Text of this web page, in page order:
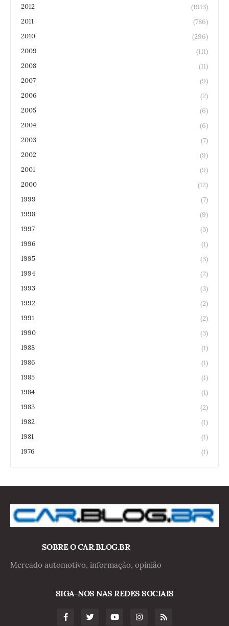
2012
(1913)
2011
(786)
2010
(296)
2009
(111)
2008
(11)
2007
(9)
2006
(2)
2005
(6)
2004
(6)
2003
(7)
2002
(9)
2001
(9)
2000
(12)
1999
(7)
1998
(9)
1997
(3)
1996
(1)
1995
(3)
1994
(2)
1993
(3)
1992
(2)
1991
(2)
1990
(3)
1988
(1)
1986
(1)
1985
(1)
1984
(1)
1983
(2)
1982
(1)
1981
(1)
1976
(1)
SOBRE O CAR.BLOG.BR
Mercado automotivo, informação, opinião
SIGA-NOS NAS REDES SOCIAIS